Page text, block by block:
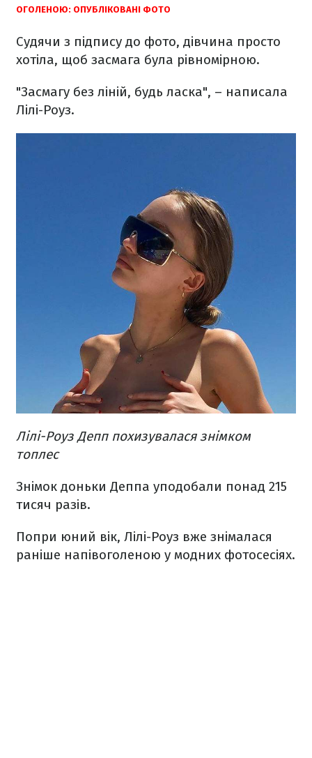
ОГОЛЕНОЮ: ОПУБЛІКОВАНІ ФОТО
Судячи з підпису до фото, дівчина просто
хотіла, щоб засмага була рівномірною.
"Засмагу без ліній, будь ласка", – написала
Лілі-Роуз.
Лілі-Роуз Депп похизувалася знімком
топлес
Знімок доньки Деппа уподобали понад 215
тисяч разів.
Попри юний вік, Лілі-Роуз вже знімалася
раніше напівоголеною у модних фотосесіях.